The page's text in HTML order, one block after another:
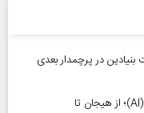
بنیادین در پرچمدار بعدی
رشد خیره‌کننده بازار توکن‌های هوش مصنوعی (AI)؛ از هیجان تا